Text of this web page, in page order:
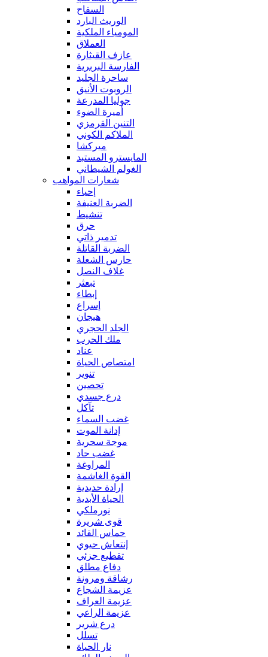
السفاح
الوريث البارد
المومياء الملكية
العملاق
عازف القيثارة
الفارسة البربرية
ساحرة الجليد
الروبوت الأنيق
جوليا المدرعة
أميرة الضوء
التنين القرمزي
الملاكم الكوني
ميركشا
المايسترو المستبد
الغولم الشيطاني
شعارات المواهب
إحياء
الضربة العنيفة
تنشيط
حرق
تدمير ذاتي
الضربة القاتلة
حارس الشعلة
غلاف النصل
تبعثر
إبطاء
إسراع
هيجان
الجلد الحجري
ملك الحرب
عناد
امتصاص الحياة
تنوير
تحصين
درع جسدي
تآكل
غضب السماء
إدانة الموت
موجة سحرية
غضب حاد
المراوغة
القوة الغاشمة
إرادة حديدية
الحياة الأبدية
نورملكي
قوى شريرة
حماس القائد
إنتعاش حيوي
تقطيع جزئي
دفاع مطلق
رشاقة ومرونة
عزيمة الشجاع
عزيمة العراف
عزيمة الراعي
درع شرير
تسلل
نار الحياة